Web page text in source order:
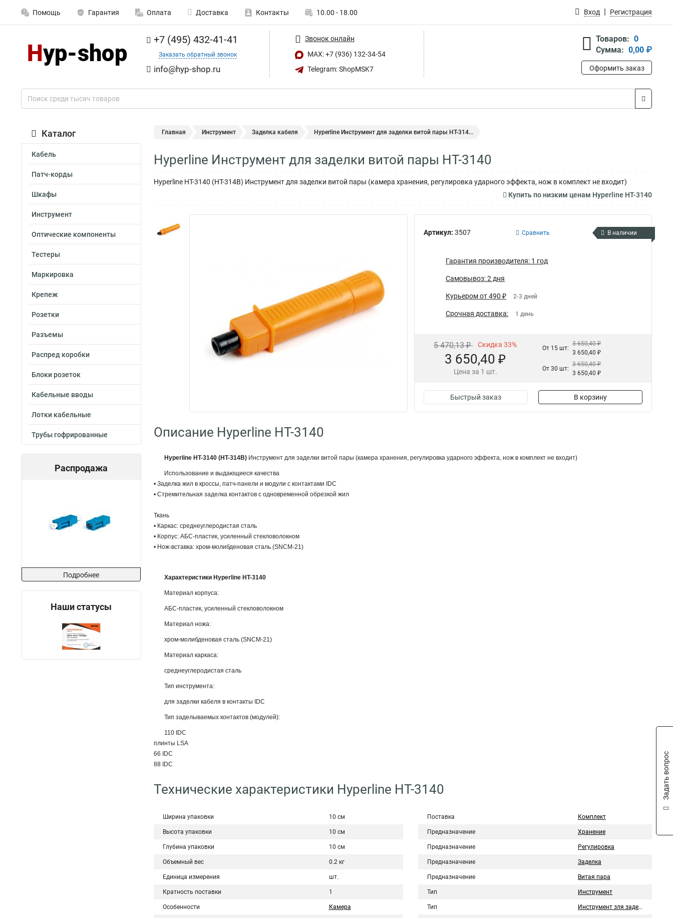
Помощь Гарантия Оплата Доставка Контакты 10.00 - 18.00 Вход Регистрация
+7 (495) 432-41-41
Заказать обратный звонок
info@hyp-shop.ru
Звонок онлайн
MAX: +7 (936) 132-34-54
Telegram: ShopMSK7
Товаров: 0
Сумма: 0,00 ₽
Оформить заказ
Каталог
Кабель
Патч-корды
Шкафы
Инструмент
Оптические компоненты
Тестеры
Маркировка
Крепеж
Розетки
Разъемы
Распред коробки
Блоки розеток
Кабельные вводы
Лотки кабельные
Трубы гофрированные
Распродажа
Подробнее
Наши статусы
Главная Инструмент Заделка кабеля Hyperline Инструмент для заделки витой пары HT-314...
Hyperline Инструмент для заделки витой пары HT-3140
Hyperline HT-3140 (HT-314B) Инструмент для заделки витой пары (камера хранения, регулировка ударного эффекта, нож в комплект не входит)
Купить по низким ценам Hyperline HT-3140
Артикул: 3507 Сравнить В наличии
Гарантия производителя: 1 год
Самовывоз: 2 дня
Курьером от 490 ₽ 2-3 дней
Срочная доставка: 1 день
5 470,13 ₽ Скидка 33%
3 650,40 ₽
Цена за 1 шт.
От 15 шт:
3 650,40 ₽
3 650,40 ₽
От 30 шт:
3 650,40 ₽
3 650,40 ₽
Быстрый заказ В корзину
Описание Hyperline HT-3140
Hyperline HT-3140 (HT-314B) Инструмент для заделки витой пары (камера хранения, регулировка ударного эффекта, нож в комплект не входит)
Использование и выдающиеся качества
• Заделка жил в кроссы, патч-панели и модули с контактами IDC
• Стремительная заделка контактов с одновременной обрезкой жил
Ткань
• Каркас: среднеуглеродистая сталь
• Корпус: АБС-пластик, усиленный стекловолокном
• Нож-вставка: хром-молибденовая сталь (SNCM-21)
Характеристики Hyperline HT-3140
Материал корпуса:
АБС-пластик, усиленный стекловолокном
Материал ножа:
хром-молибденовая сталь (SNCM-21)
Материал каркаса:
среднеуглеродистая сталь
Тип инструмента:
для заделки кабеля в контакты IDC
Тип заделываемых контактов (модулей):
110 IDC
плинты LSA
66 IDC
88 IDC
Технические характеристики Hyperline HT-3140
Ширина упаковки 10 см
Высота упаковки 10 см
Глубина упаковки 10 см
Объемный вес 0.2 кг
Единица измерения шт.
Кратность поставки 1
Особенности Камера
Поставка Комплект
Предназначение Хранение
Предназначение Регулировка
Предназначение Заделка
Предназначение Витая пара
Тип Инструмент
Тип Инструмент зля заделки
Задать вопрос